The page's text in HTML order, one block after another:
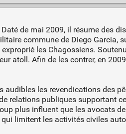
de mai 2009, il résume des
commune de Diego Garcia,
les Chagossiens.
atoll. Afin de les contrer, en
les revendications des
relations publiques supportant
plus influent que les avocats
limitent les activités civiles